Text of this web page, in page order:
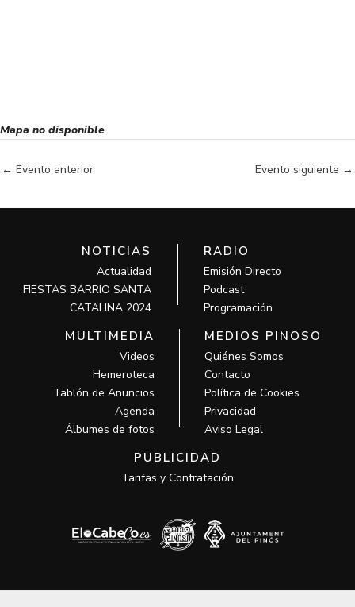
Mapa no disponible
← Evento anterior Evento siguiente →
NOTICIAS
Actualidad
FIESTAS BARRIO SANTA
CATALINA 2024
RADIO
Emisión Directo
Podcast
Programación
MULTIMEDIA
Videos
Hemeroteca
Tablón de Anuncios
Agenda
Álbumes de fotos
MEDIOS PINOSO
Quiénes Somos
Contacto
Política de Cookies
Privacidad
Aviso Legal
PUBLICIDAD
Tarifas y Contratación